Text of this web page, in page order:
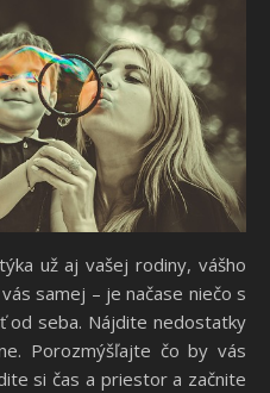
už aj vašej rodiny, vášho
samej – je načase niečo s
od seba. Nájdite nedostatky
Porozmýšľajte čo by vás
si čas a priestor a začnite